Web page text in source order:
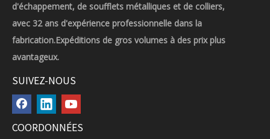
d'échappement, de soufflets métalliques et de colliers,
avec 32 ans d'expérience professionnelle dans la
fabrication.Expéditions de gros volumes à des prix plus
avantageux.
SUIVEZ-NOUS
COORDONNÉES